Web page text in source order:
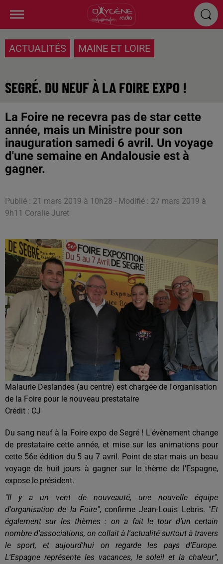
ACTUALITÉS MAINE ET LOIRE
SEGRÉ. DU NEUF À LA FOIRE EXPO !
La Foire ne recevra pas de star cette
année, mais un Ministre pour son
inauguration samedi 6 avril. Un voyage
d'une semaine en Andalousie est à
gagner.
Publié : 21 mars 2019 à 10h28 - Modifié : 27 mars 2019 à
9h11 Coralie Juret
Malaurie Deslandes (au centre) est chargée de l'organisation
de la Foire pour le nouveau prestataire
Crédit : CJ
Du sang neuf à la Foire expo de Segré ! L'évènement change
de prestataire cette année, et mise sur les animations pour
cette 56e édition du 5 au 7 avril. Point de star mais un beau
voyage de huit jours à gagner sur le thème de l'Espagne,
expose le président.
"Il y a un vent de nouveauté, une nouvelle équipe
d'organisation de la Foire", confirme Jean-Louis Lebris. "Et
également sur les thèmes : on a fait le tour d'un certain
nombre d'associations, on collait à l'actualité surtout à travers
le sport, et aujourd'hui on regarde les pays d'Europe.
L'Espagne représente les vacances, le soleil et la chaleur",